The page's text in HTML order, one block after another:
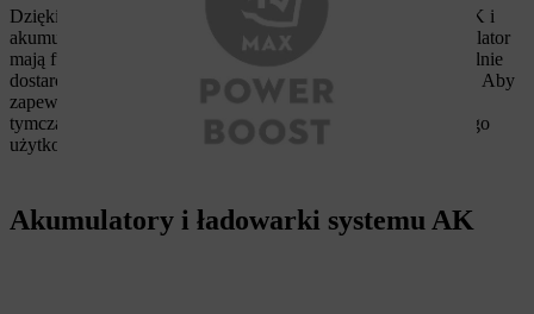
Dzięki inteligentnej elektronice urządzenia STIHL systemu AK i
akumulatory komunikują się ze sobą. Jeśli urządzenie i akumulator
mają funkcję POWER BOOST, akumulator zawsze samodzielnie
dostarcza maksymalną możliwą moc do danego zastosowania. Aby
zapewnić optymalną żywotność akumulatora, urządzenie
tymczasowo dostosowuje moc w przypadku zbyt intensywnego
użytkowania.
Akumulatory i ładowarki systemu AK